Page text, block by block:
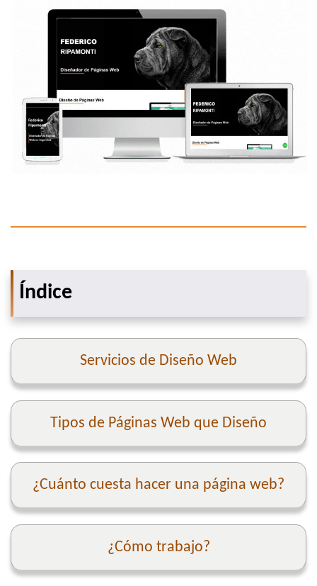
Índice
Servicios de Diseño Web
Tipos de Páginas Web que Diseño
¿Cuánto cuesta hacer una página web?
¿Cómo trabajo?